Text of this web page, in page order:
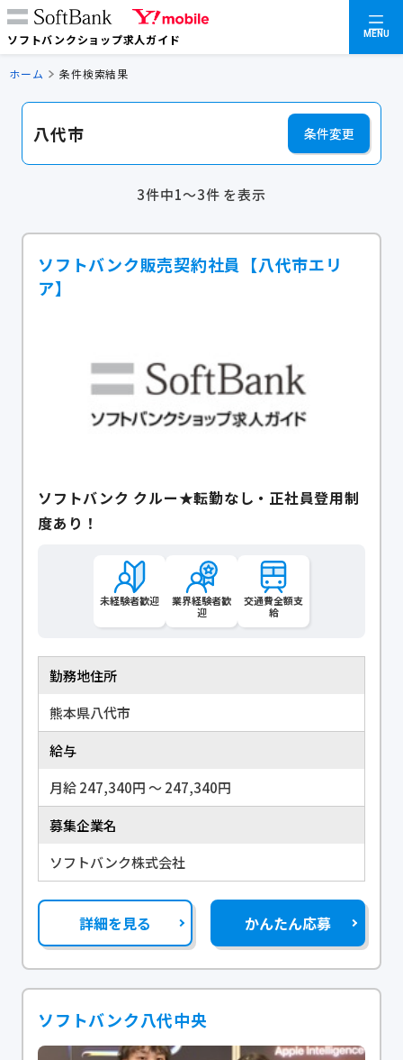
ソフトバンクショップ求人ガイド MENU
ホーム 条件検索結果
八代市 条件変更
3件中1～3件 を表示
ソフトバンク販売契約社員【八代市エリ
ア】
ソフトバンク クルー★転勤なし・正社員登用制
度あり！
未経験者歓迎
業界経験者歓
迎
交通費全額支
給
勤務地住所
熊本県八代市
給与
月給 247,340円 〜 247,340円
募集企業名
ソフトバンク株式会社
詳細を見る かんたん応募
ソフトバンク八代中央